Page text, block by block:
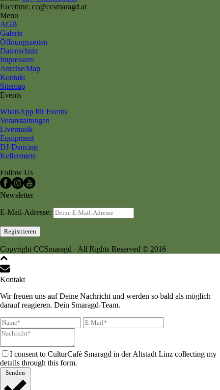
Facetime: cc@ccsmaragd.at
Menu
AGB
Galerie
Öffnungszeiten
Datenschutz
Impressum
Anreise/Map
Kontakt
Sitemap
Events
WhatsApp für Events
Veranstaltungen
Livemusik
Equipment
DJ-Dancing
Kellermiete
Follow Us
Newsletter
E-Mail-Adresse:
Copyright CCSmaragd - All Rights Reserved © 2016
Kontakt
Wir freuen uns auf Deine Nachricht und werden so bald als möglich
darauf reagieren. Dein Smaragd-Team.
I consent to CulturCafé Smaragd in der Altstadt Linz collecting my
details through this form.
Senden